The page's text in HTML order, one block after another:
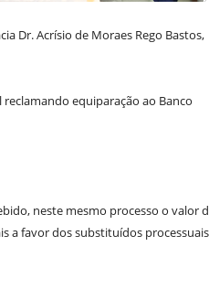
Dr. Acrísio de Moraes Rego Bastos,
equiparação ao Banco
neste mesmo processo o valor
a favor dos substituídos processuais